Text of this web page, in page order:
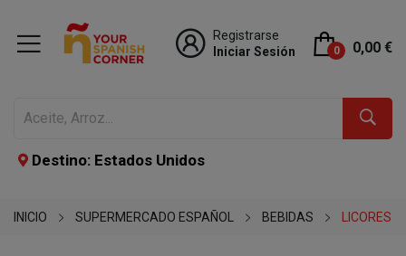
Registrarse
Iniciar Sesión
0 0,00 €
Destino: Estados Unidos
INICIO SUPERMERCADO ESPAÑOL BEBIDAS LICORES